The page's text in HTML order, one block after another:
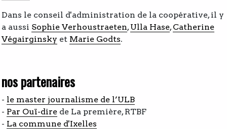
Dans le conseil d'administration de la coopérative, il y
a aussi Sophie Verhoustraeten,Ulla Hase,Catherine
Végairginsky et Marie Godts.
nos partenaires
le master journalisme de l’ULB
Par Ouï-dire de La première, RTBF
La commune d'Ixelles